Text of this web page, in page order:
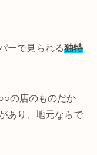
ーで見られる独特
の店のものだか
あり、地元ならで